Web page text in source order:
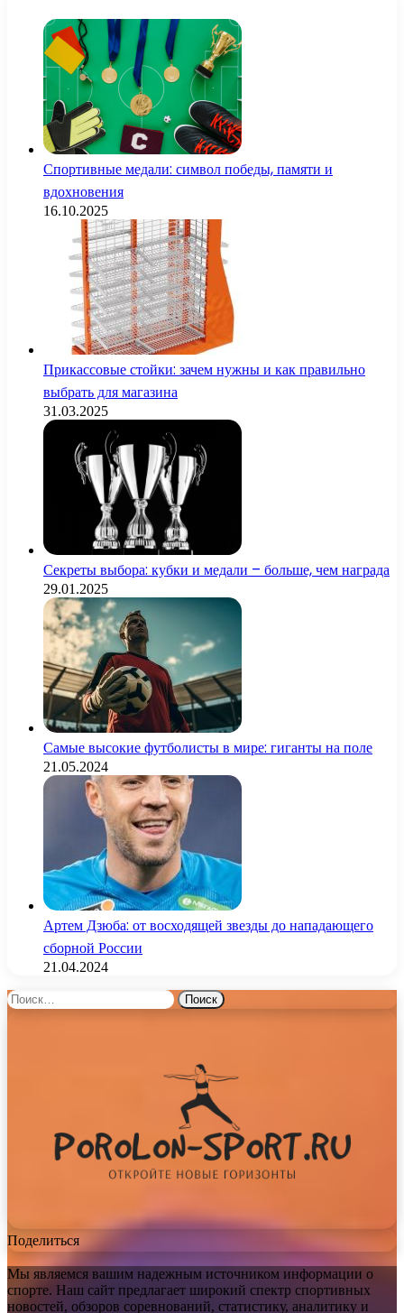
Спортивные медали: символ победы, памяти и
вдохновения
16.10.2025
Прикассовые стойки: зачем нужны и как правильно
выбрать для магазина
31.03.2025
Секреты выбора: кубки и медали – больше, чем награда
29.01.2025
Самые высокие футболисты в мире: гиганты на поле
21.05.2024
Артем Дзюба: от восходящей звезды до нападающего
сборной России
21.04.2024
Найти:
Поделиться
Мы являемся вашим надежным источником информации о
спорте. Наш сайт предлагает широкий спектр спортивных
новостей, обзоров соревнований, статистику, аналитику и